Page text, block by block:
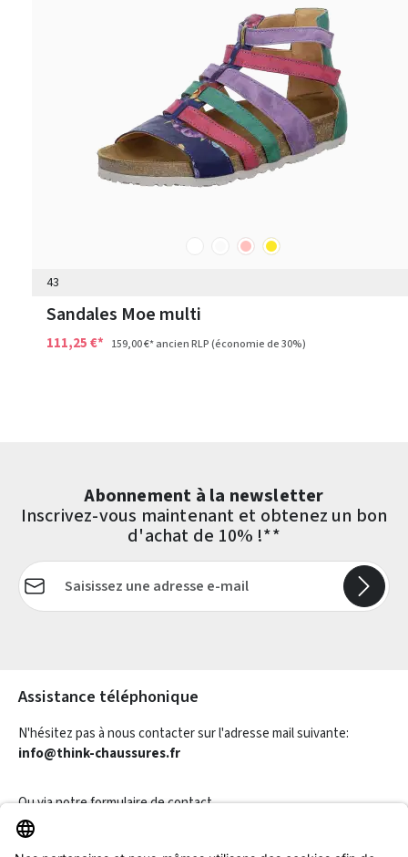
autresrose jaune
43
Sandales Moe multi
111,25 €* 159,00 €*ancien RLP(économie de 30%)
Abonnement à la newsletter
Inscrivez-vous maintenant et obtenez un bon
d'achat de 10% !**
Adresse e-mail*
Assistance téléphonique
N'hésitez pas à nous contacter sur l'adresse mail suivante:
info@think-chaussures.fr
Ou via notreformulaire de contact.